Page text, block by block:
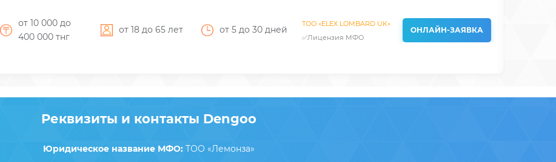
от 10 000 до
400 000 тнг
от 18 до 65 лет от 5 до 30 дней
ТОО «ELEX LOMBARD UK»
✅Лицензия МФО
ОНЛАЙН-ЗАЯВКА
Реквизиты и контакты Dengoo
Юридическое название МФО:ТОО «Лемонза»